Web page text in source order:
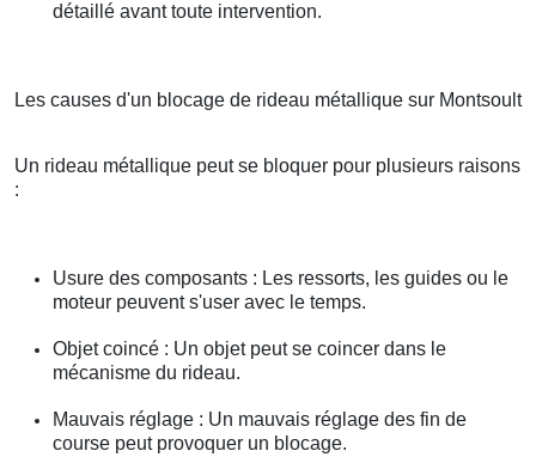
détaillé avant toute intervention.
Les causes d'un blocage de rideau métallique sur Montsoult
Un rideau métallique peut se bloquer pour plusieurs raisons
:
Usure des composants : Les ressorts, les guides ou le
moteur peuvent s'user avec le temps.
Objet coincé : Un objet peut se coincer dans le
mécanisme du rideau.
Mauvais réglage : Un mauvais réglage des fin de
course peut provoquer un blocage.